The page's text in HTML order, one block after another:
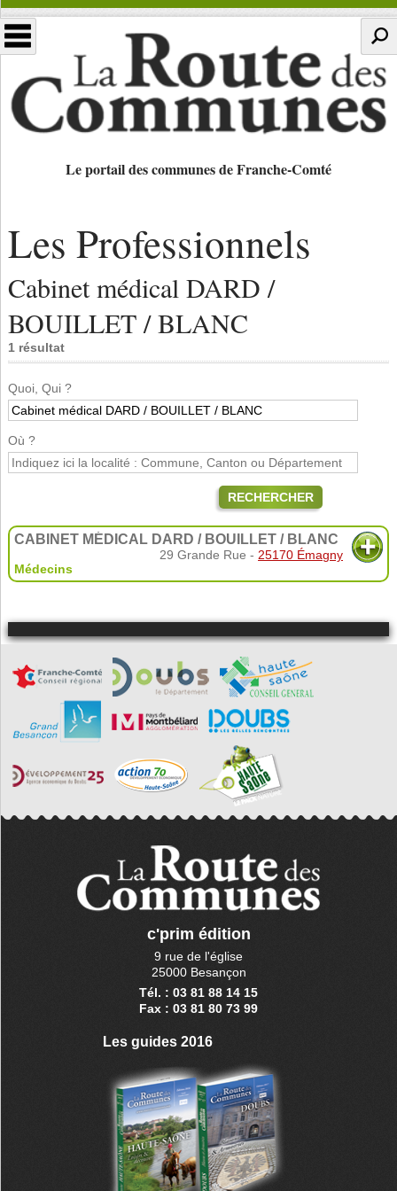
Le portail des communes de Franche-Comté
Les Professionnels
Cabinet médical DARD /
BOUILLET / BLANC
1 résultat
Quoi, Qui ?
Où ?
RECHERCHER
CABINET MÉDICAL DARD / BOUILLET / BLANC
29 Grande Rue - 25170 Émagny
Médecins
c'prim édition
9 rue de l'église
25000 Besançon
Tél. : 03 81 88 14 15
Fax : 03 81 80 73 99
Les guides 2016